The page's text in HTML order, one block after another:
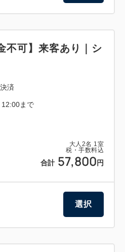
大人 2名 1 室
税・手数料込
合計 57,800 円
不可】来客あり｜シ
済
まで
選択